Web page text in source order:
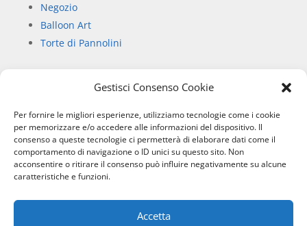
Gestisci Consenso Cookie
Per fornire le migliori esperienze, utilizziamo tecnologie come i cookie
per memorizzare e/o accedere alle informazioni del dispositivo. Il
consenso a queste tecnologie ci permetterà di elaborare dati come il
comportamento di navigazione o ID unici su questo sito. Non
acconsentire o ritirare il consenso può influire negativamente su alcune
caratteristiche e funzioni.
Accetta
Negozio
Balloon Art
Torte di Pannolini
Chi siamo
Privacy Policy
Informativa sull’uso dei cookie
Condizioni di vendita